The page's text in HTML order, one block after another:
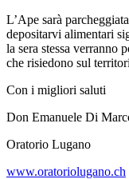
L’Ape sarà
depositarvi alimentari
la sera stessa verranno
che risiedono sul
Con i migliori saluti
Don Emanuele Di
Oratorio Lugano
www.oratoriolugano.ch